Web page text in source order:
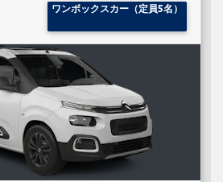
ワンボックスカー（定員5名）